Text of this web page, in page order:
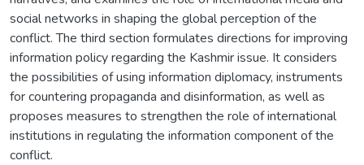
social networks in shaping the global perception of the
conflict. The third section formulates directions for improving
information policy regarding the Kashmir issue. It considers
the possibilities of using information diplomacy, instruments
for countering propaganda and disinformation, as well as
proposes measures to strengthen the role of international
institutions in regulating the information component of the
conflict.